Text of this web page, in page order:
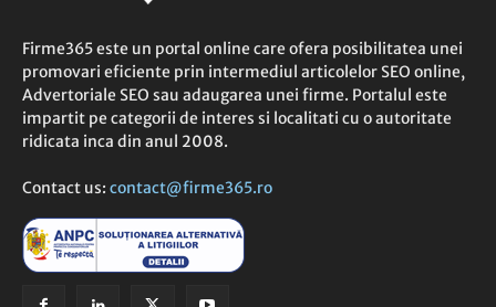
Firme365 este un portal online care ofera posibilitatea unei
promovari eficiente prin intermediul articolelor SEO online,
Advertoriale SEO sau adaugarea unei firme. Portalul este
impartit pe categorii de interes si localitati cu o autoritate
ridicata inca din anul 2008.
Contact us: contact@firme365.ro